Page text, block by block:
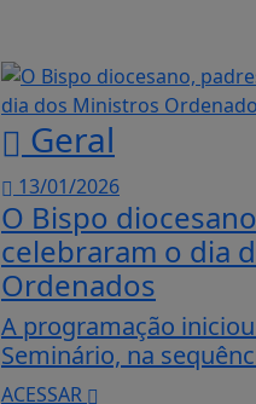
Geral
13/01/2026
O Bispo
celebraram o dia
Ordenados
A programação
Seminário, na
ACESSAR